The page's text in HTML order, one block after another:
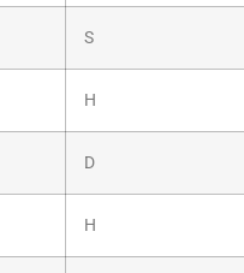
S
H
D
H